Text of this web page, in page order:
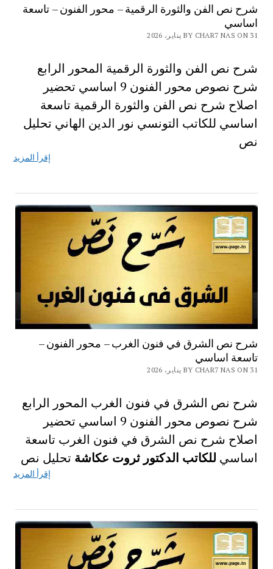
شرح نص الفن والثورة الرقمية – محور الفنون – تاسعة
اساسي
BY CHAR7 NAS ON 31 يناير، 2026
شرح نص الفن والثورة الرقمية المحور الرابع
شرح نصوص محور الفنون 9 اساسي تحضير
اصلاح شرح نص الفن والثورة الرقمية تاسعة
اساسي للكاتب التونسي نور الدين الهاني تحليل
نص
إقرأ المزيد
شرح نص الشرق في فنون الغرب – محور الفنون –
تاسعة اساسي
BY CHAR7 NAS ON 31 يناير، 2026
شرح نص الشرق في فنون الغرب المحور الرابع
شرح نصوص محور الفنون 9 اساسي تحضير
اصلاح شرح نص الشرق في فنون الغرب تاسعة
اساسي للكاتب الدكتور ثروت عكاشة تحليل نص
إقرأ المزيد